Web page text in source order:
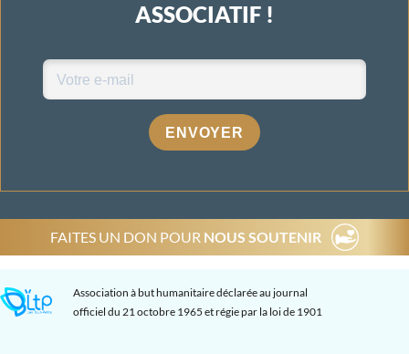
ASSOCIATIF !
ENVOYER
FAITES UN DON POUR NOUS SOUTENIR
Association à but humanitaire déclarée au journal
officiel du 21 octobre 1965 et régie par la loi de 1901